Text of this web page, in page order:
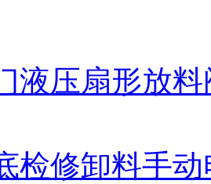
液压扇形放
检修卸料手